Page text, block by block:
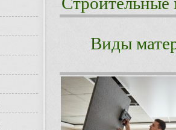
Виды